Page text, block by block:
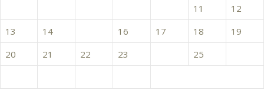
11
12
13
14 16 17 18
19
20
21 22 23 25